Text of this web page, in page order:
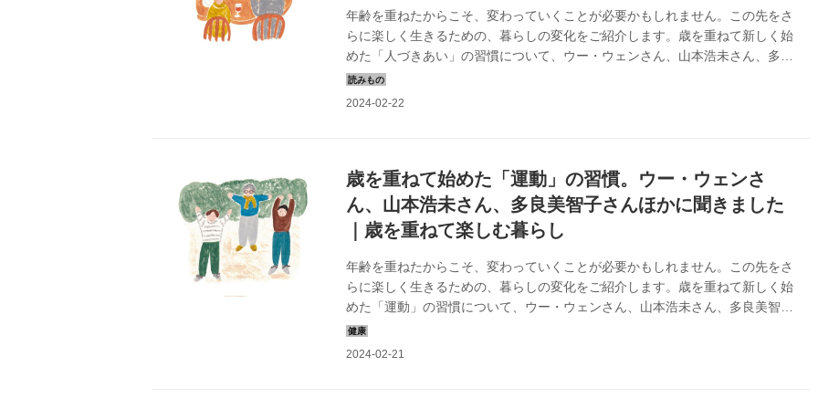
年齢を重ねたからこそ、変わっていくことが必要かもしれません。この先をさ
らに楽しく生きるための、暮らしの変化をご紹介します。歳を重ねて新しく始
めた「人づきあい」の習慣について、ウー・ウェンさん、山本浩未さん、多良
美智子さん、横山タカ子さん、chizuさんにお話を伺いました。 （別冊天然生
活「歳を重ねて楽しむ暮らし vol.2」より） 歳を重ねて新しく始めた「人づき
観が違って...
歳を重ねて始めた「運動」の習慣。ウー・ウェンさ
ん、山本浩未さん、多良美智子さんほかに聞きました
｜歳を重ねて楽しむ暮らし
年齢を重ねたからこそ、変わっていくことが必要かもしれません。この先をさ
らに楽しく生きるための、暮らしの変化をご紹介します。歳を重ねて新しく始
めた「運動」の習慣について、ウー・ウェンさん、山本浩未さん、多良美智子
さん、横山タカ子さん、chizuさんにお話を伺いました。（別冊天然生活「歳
を重ねて楽しむ暮らし vol.2」より）